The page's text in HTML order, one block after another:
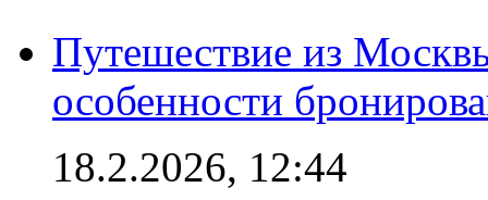
Путешествие из
особенности
18.2.2026, 12:44